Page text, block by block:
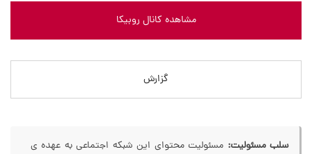
مشاهده کانال روبیکا
گزارش
سلب مسئولیت: مسئولیت محتوای این شبکه اجتماعی به عهده ی